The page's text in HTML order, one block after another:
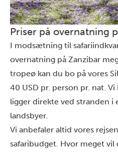
Priser på overnatning
I modsætning til
overnatning på Zanzibar
tropeø kan du bo på vores
40 USD pr. person pr. nat.
ligger direkte ved stranden i
landsbyer.
Vi anbefaler altid vores
safaribudget. Hvor meget vil